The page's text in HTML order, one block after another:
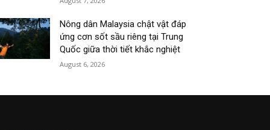
Nông dân Malaysia chật vật đáp
ứng cơn sốt sầu riêng tại Trung
Quốc giữa thời tiết khắc nghiệt
August 6, 2026